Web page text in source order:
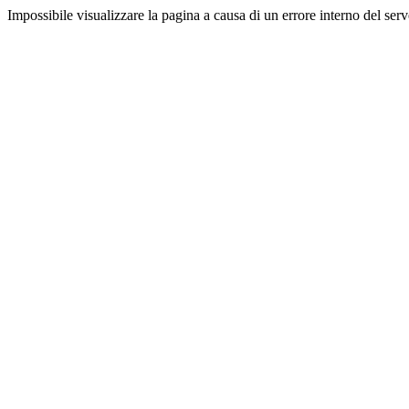
Impossibile visualizzare la pagina a causa di un errore interno del